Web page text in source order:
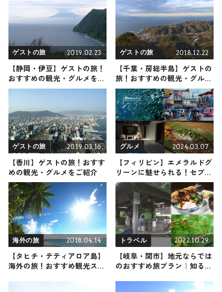
ゲストの旅 2019.02.23
【静岡・伊豆】ゲストの旅！
おすすめの観光・グルメをご
紹介
ゲストの旅 2018.12.22
【千葉・房総半島】ゲストの
旅！おすすめの観光・グルメ
をご紹介
ゲストの旅 2019.03.16
【香川】ゲストの旅！おすす
めの観光・グルメをご紹介
グルメ 2024.03.07
【フィリピン】エメラルドグ
リーンに魅せられる！セブ
島/カルカル/モアルボアル
海外の旅 2018.04.14
【タヒチ・テティアロア島】
海外の旅！おすすめ観光スポ
トラベル 2022.10.29
【岐阜・関市】地元ならでは
のおすすめ旅プラン｜知る人